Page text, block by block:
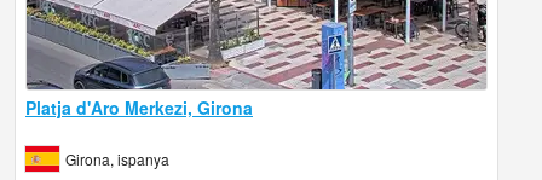
Platja d'Aro Merkezi, Girona
Girona, ispanya